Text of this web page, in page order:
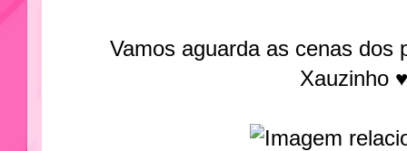
Vamos aguarda as cenas dos
Xauzinho